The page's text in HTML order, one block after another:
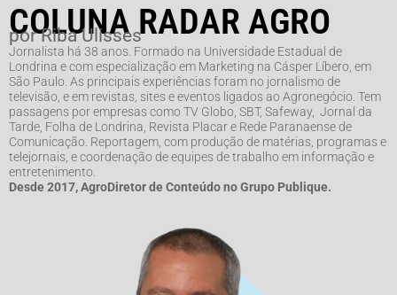
COLUNA RADAR AGRO
por Riba Ulisses
Jornalista há 38 anos. Formado na Universidade Estadual de
Londrina e com especialização em Marketing na Cásper Líbero, em
São Paulo. As principais experiências foram no jornalismo de
televisão, e em revistas, sites e eventos ligados ao Agronegócio. Tem
passagens por empresas como TV Globo, SBT, Safeway, Jornal da
Tarde, Folha de Londrina, Revista Placar e Rede Paranaense de
Comunicação. Reportagem, com produção de matérias, programas e
telejornais, e coordenação de equipes de trabalho em informação e
entretenimento.
Desde 2017, AgroDiretor de Conteúdo no Grupo Publique.